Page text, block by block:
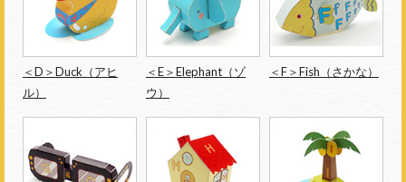
＜D＞Duck（アヒ
ル）
＜E＞Elephant（ゾ
ウ）
＜F＞Fish（さかな）